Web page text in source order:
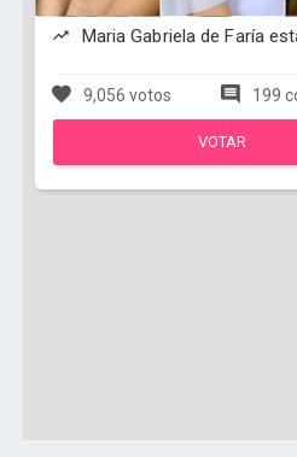
Maria Gabriela de Faría
9,056 votos 199
VOTAR